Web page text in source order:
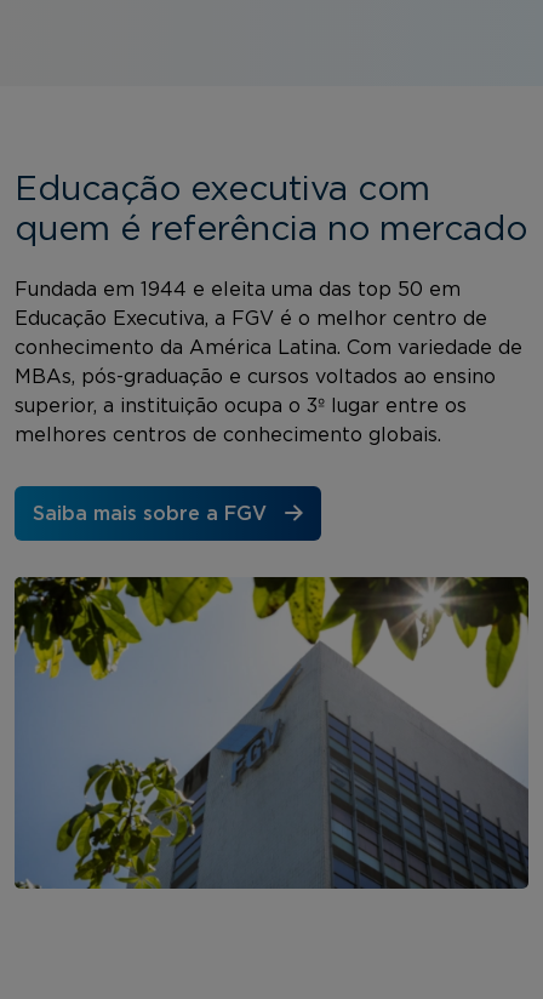
Educação executiva com
quem é referência no mercado
Fundada em 1944 e eleita uma das top 50 em
Educação Executiva, a FGV é o melhor centro de
conhecimento da América Latina. Com variedade de
MBAs, pós-graduação e cursos voltados ao ensino
superior, a instituição ocupa o 3º lugar entre os
melhores centros de conhecimento globais.
Saiba mais sobre a FGV